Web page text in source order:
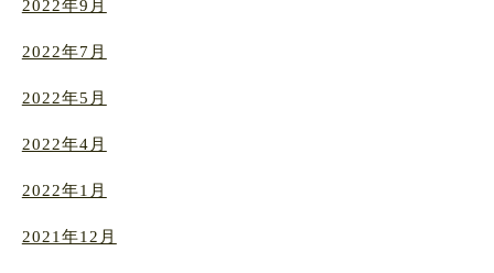
2022年9月
2022年7月
2022年5月
2022年4月
2022年1月
2021年12月